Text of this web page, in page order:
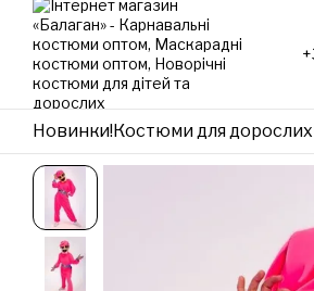
Перейти до основного контенту
Новинки!Костюми для дорослих